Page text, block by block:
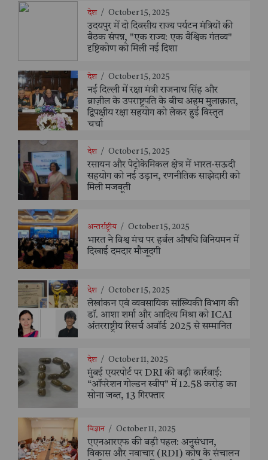
देश / October 15, 2025
उदयपुर में दो दिवसीय राज्य पर्यटन मंत्रियों की
बैठक संपन्न, "एक राज्य: एक वैश्विक गंतव्य"
दृष्टिकोण को मिली नई दिशा
देश / October 15, 2025
नई दिल्ली में रक्षा मंत्री राजनाथ सिंह और
ब्राज़ील के उपराष्ट्रपति के बीच अहम मुलाक़ात,
द्विपक्षीय रक्षा सहयोग को लेकर हुई विस्तृत
चर्चा
देश / October 15, 2025
रसायन और पेट्रोकेमिकल क्षेत्र में भारत-सऊदी
सहयोग को नई उड़ान, रणनीतिक साझेदारी को
मिली मजबूती
अन्तर्राष्ट्रीय / October 15, 2025
भारत ने विश्व मंच पर हर्बल औषधि विनियमन में
दिखाई दमदार मौजूदगी
देश / October 15, 2025
लेखांकन एवं व्यवसायिक सांख्यिकी विभाग की
डॉ. आशा शर्मा और आदित्य मिश्रा को ICAI
अंतरराष्ट्रीय रिसर्च अवॉर्ड 2025 से सम्मानित
देश / October 11, 2025
मुंबई एयरपोर्ट पर DRI की बड़ी कार्रवाई:
“ऑपरेशन गोल्डन स्वीप” में 12.58 करोड़ का
सोना जब्त, 13 गिरफ्तार
विज्ञान / October 11, 2025
एएनआरएफ की बड़ी पहल: अनुसंधान,
विकास और नवाचार (RDI) कोष के संचालन